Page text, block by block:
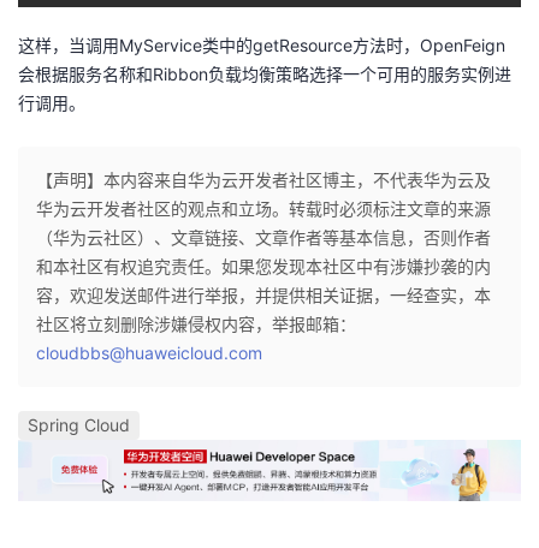
这样，当调用MyService类中的getResource方法时，OpenFeign
会根据服务名称和Ribbon负载均衡策略选择一个可用的服务实例进
行调用。
【声明】本内容来自华为云开发者社区博主，不代表华为云及
华为云开发者社区的观点和立场。转载时必须标注文章的来源
（华为云社区）、文章链接、文章作者等基本信息，否则作者
和本社区有权追究责任。如果您发现本社区中有涉嫌抄袭的内
容，欢迎发送邮件进行举报，并提供相关证据，一经查实，本
社区将立刻删除涉嫌侵权内容，举报邮箱：
cloudbbs@huaweicloud.com
Spring Cloud